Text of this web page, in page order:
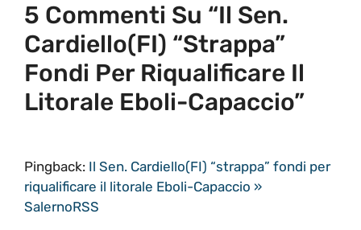
5 Commenti Su “Il Sen.
Cardiello(FI) “strappa”
Fondi Per Riqualificare Il
Litorale Eboli-Capaccio”
Pingback: Il Sen. Cardiello(FI) “strappa” fondi per
riqualificare il litorale Eboli-Capaccio »
SalernoRSS